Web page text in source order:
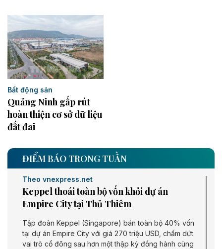
Bất động sản
Quảng Ninh gấp rút
hoàn thiện cơ sở dữ liệu
đất đai
ĐIỂM BÁO TRONG TUẦN
Theo vnexpress.net
Keppel thoái toàn bộ vốn khỏi dự án
Empire City tại Thủ Thiêm
Tập đoàn Keppel (Singapore) bán toàn bộ 40% vốn
tại dự án Empire City với giá 270 triệu USD, chấm dứt
vai trò cổ đông sau hơn một thập kỷ đồng hành cùng